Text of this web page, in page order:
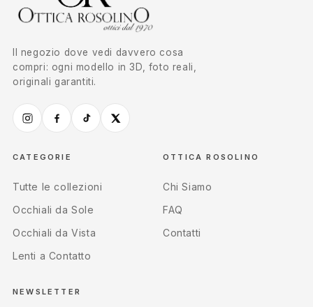
Il negozio dove vedi davvero cosa
compri: ogni modello in 3D, foto reali,
originali garantiti.
CATEGORIE
Tutte le collezioni
Occhiali da Sole
Occhiali da Vista
Lenti a Contatto
OTTICA ROSOLINO
Chi Siamo
FAQ
Contatti
NEWSLETTER